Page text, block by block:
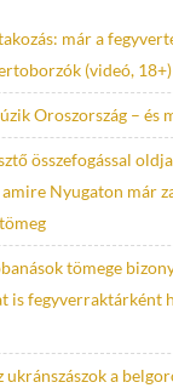
már a
(videó, 18+)
Oroszország – és
összefogással
Nyugaton már
tömege
is fegyverraktárként
ukránszászok a